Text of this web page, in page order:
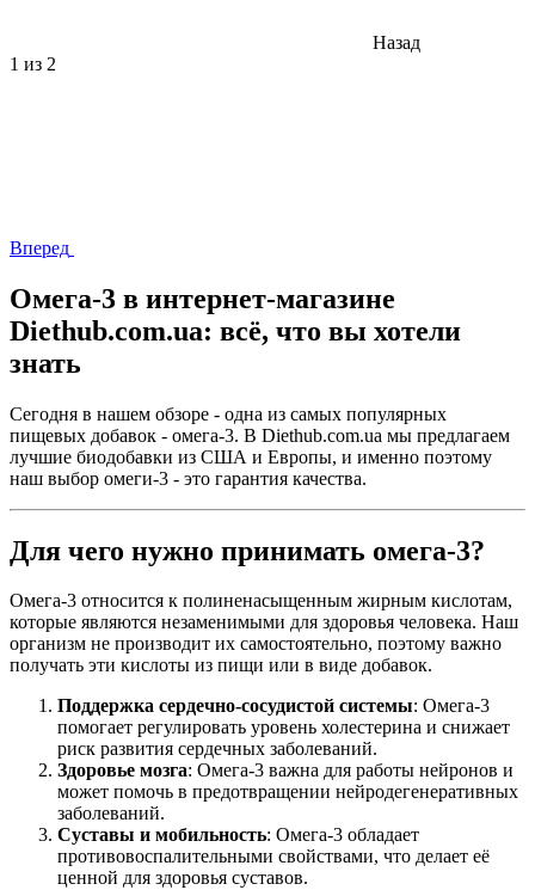
Назад
1 из 2
Вперед
Омега-3 в интернет-магазине
Diethub.com.ua: всё, что вы хотели
знать
Сегодня в нашем обзоре - одна из самых популярных
пищевых добавок - омега-3. В Diethub.com.ua мы предлагаем
лучшие биодобавки из США и Европы, и именно поэтому
наш выбор омеги-3 - это гарантия качества.
Для чего нужно принимать омега-3?
Омега-3 относится к полиненасыщенным жирным кислотам,
которые являются незаменимыми для здоровья человека. Наш
организм не производит их самостоятельно, поэтому важно
получать эти кислоты из пищи или в виде добавок.
Поддержка сердечно-сосудистой системы: Омега-3
помогает регулировать уровень холестерина и снижает
риск развития сердечных заболеваний.
Здоровье мозга: Омега-3 важна для работы нейронов и
может помочь в предотвращении нейродегенеративных
заболеваний.
Суставы и мобильность: Омега-3 обладает
противовоспалительными свойствами, что делает её
ценной для здоровья суставов.